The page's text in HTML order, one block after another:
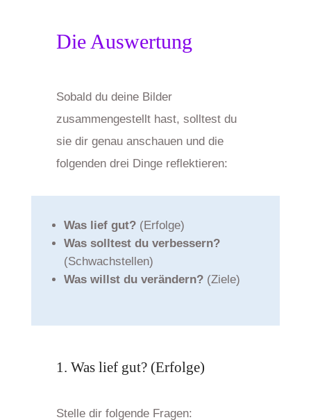
Die Auswertung
Sobald du deine Bilder
zusammengestellt hast, solltest du
sie dir genau anschauen und die
folgenden drei Dinge reflektieren:
Was lief gut?(Erfolge)
Was solltest du verbessern?
(Schwachstellen)
Was willst du verändern?(Ziele)
1. Was lief gut? (Erfolge)
Stelle dir folgende Fragen: